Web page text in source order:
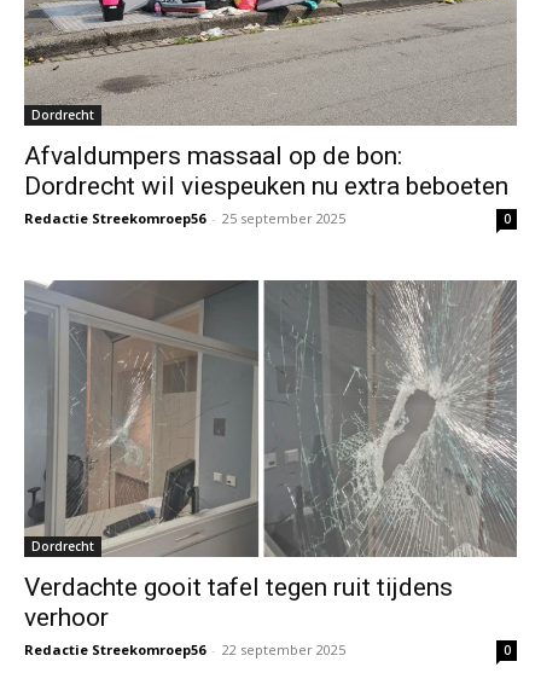
Dordrecht
Afvaldumpers massaal op de bon:
Dordrecht wil viespeuken nu extra beboeten
Redactie Streekomroep56 - 25 september 2025 0
Dordrecht
Verdachte gooit tafel tegen ruit tijdens
verhoor
Redactie Streekomroep56 - 22 september 2025 0